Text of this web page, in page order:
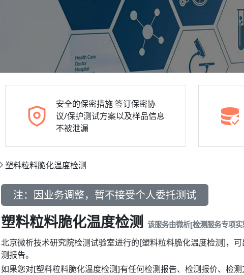
安全的保密措施签订保密协
议/保护测试方案以及样品信息
不被泄漏
塑料粒料脆化温度检测
注：因业务调整，暂不接受个人委托测试
塑料粒料脆化温度检测 该服务由微析[检测服务专项实
北京微析技术研究院检测试验室进行的[塑料粒料脆化温度检测]，
测报告。
如果您对[塑料粒料脆化温度检测]有任何检测报告、检测报价、检